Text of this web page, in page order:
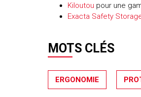
Kiloutou pour une
Exacta Safety
MOTS CLÉS
ERGONOMIE